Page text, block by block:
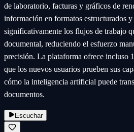
de laboratorio, facturas y gráficos de
información en formatos estructurados
significativamente los flujos de trabajo
documental, reduciendo el esfuerzo
precisión. La plataforma ofrece incluso
que los nuevos usuarios prueben sus
cómo la inteligencia artificial puede
documentos.
Escuchar